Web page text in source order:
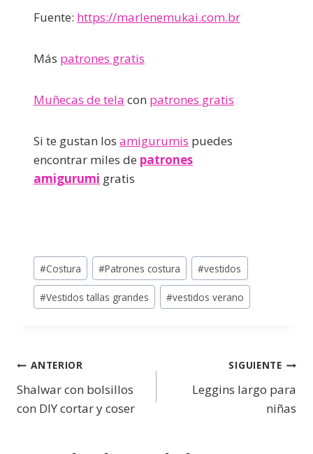
Fuente: https://marlenemukai.com.br
Más patrones gratis
Muñecas de tela con patrones gratis
Si te gustan los amigurumis puedes
encontrar miles de patrones
amigurumi gratis
#Costura #Patrones costura #vestidos
#Vestidos tallas grandes #vestidos verano
ANTERIOR
Shalwar con bolsillos
con DIY cortar y coser
SIGUIENTE
Leggins largo para
niñas